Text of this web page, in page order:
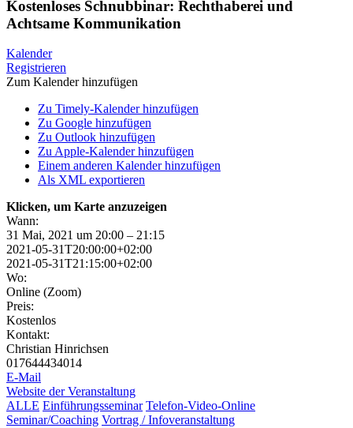
Kostenloses Schnubbinar: Rechthaberei und
Achtsame Kommunikation
Kalender
Registrieren
Zum Kalender hinzufügen
Zu Timely-Kalender hinzufügen
Zu Google hinzufügen
Zu Outlook hinzufügen
Zu Apple-Kalender hinzufügen
Einem anderen Kalender hinzufügen
Als XML exportieren
Klicken, um Karte anzuzeigen
Wann:
31 Mai, 2021 um 20:00 – 21:15
2021-05-31T20:00:00+02:00
2021-05-31T21:15:00+02:00
Wo:
Online (Zoom)
Preis:
Kostenlos
Kontakt:
Christian Hinrichsen
017644434014
E-Mail
Website der Veranstaltung
ALLE Einführungsseminar Telefon-Video-Online
Seminar/Coaching Vortrag / Infoveranstaltung